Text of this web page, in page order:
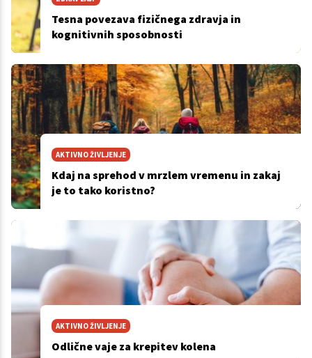
Tesna povezava fizičnega zdravja in
kognitivnih sposobnosti
AKTIVNO ŽIVLJENJE
Kdaj na sprehod v mrzlem vremenu in zakaj
je to tako koristno?
AKTIVNO ŽIVLJENJE
Odlične vaje za krepitev kolena